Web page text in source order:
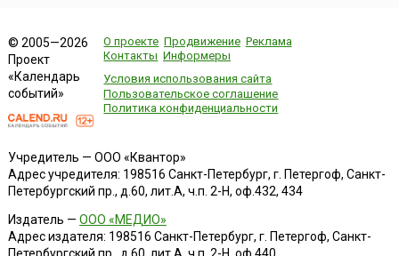
© 2005—2026
Проект
«Календарь
событий»
О проекте Продвижение Реклама
Контакты Информеры
Условия использования сайта
Пользовательское соглашение
Политика конфиденциальности
Учредитель — ООО «Квантор»
Адрес учредителя: 198516 Санкт-Петербург, г. Петергоф, Санкт-
Петербургский пр., д.60, лит.А, ч.п. 2-Н, оф.432, 434
Издатель — ООО «МЕДИО»
Адрес издателя: 198516 Санкт-Петербург, г. Петергоф, Санкт-
Петербургский пр., д.60, лит.А, ч.п. 2-Н, оф.440